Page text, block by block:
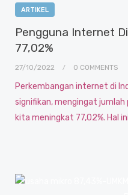
ARTIKEL
Pengguna Internet
77,02%
27/10/2022 0 COMMENTS
Perkembangan internet di
signifikan, mengingat
kita meningkat 77,02%. Hal